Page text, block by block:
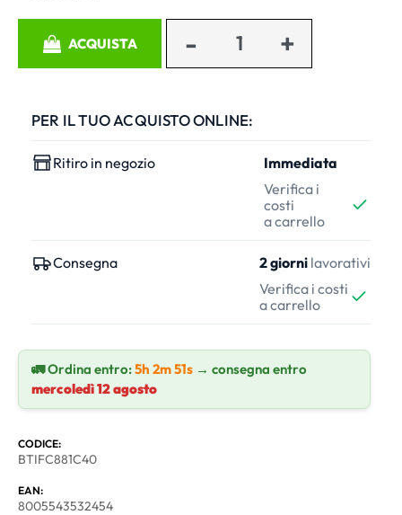
ACQUISTA
PER IL TUO ACQUISTO ONLINE:
Ritiro in negozio
Immediata
Verifica i
costi
a carrello
Consegna 2 giorni lavorativi
Verifica i costi
a carrello
🚛 Ordina entro:5h 2m 50s → consegna entro
mercoledì 12 agosto
CODICE:
BTIFC881C40
EAN:
8005543532454